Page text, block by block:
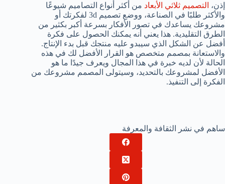
إذن، التصميم ثلاثي الأبعاد من أكثر أنواع التصاميم شيوعًا
والأكثر طلبًا في الصناعة، ووضع تصميم 3d لفكرتك أو
مشروعك يساعدك في تصور الأفكار بسرعة أكبر بكثير من
الطرق التقليدية. هذا يعني أنه يمكنك الحصول على فكرة
أفضل عن الشكل الذي سيبدو عليه منتجك قبل بدء الإنتاج.
والاستعانة بمصمم متخصص هو القرار الأفضل لك في هذه
الحالة لأن لديه خبرة في هذا المجال ويعرف جيدًا ما هو
الأفضل لمشروعك بالتحديد، وسيتولى المصمم مشروعك من
الفكرة إلى التنفيذ.
ساهم في نشر الثقافة والمعرفة